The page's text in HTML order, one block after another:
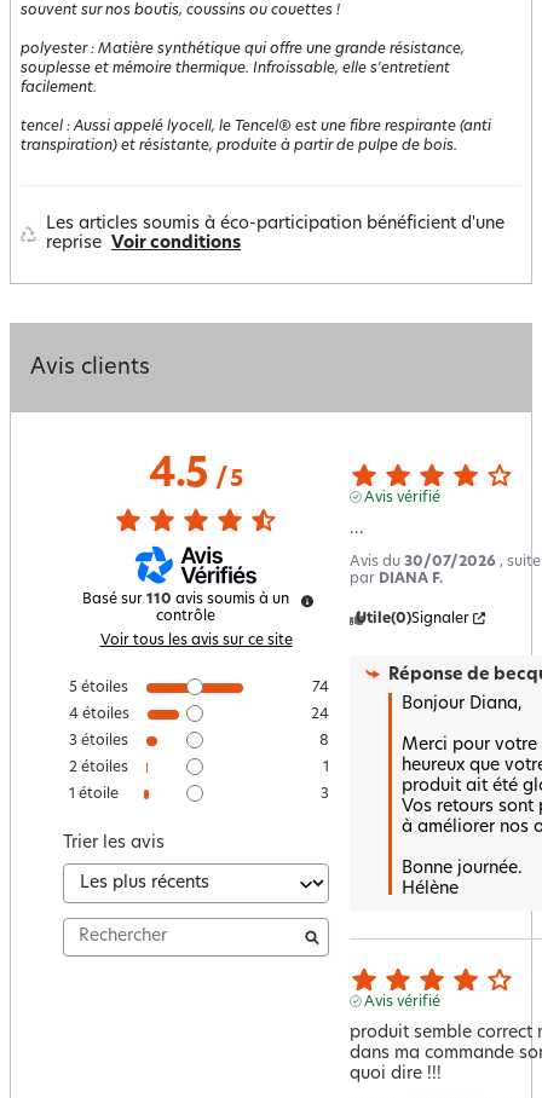
souvent sur nos boutis, coussins ou couettes !
polyester: Matière synthétique qui offre une grande résistance,
souplesse et mémoire thermique. Infroissable, elle s'entretient
facilement.
tencel :Aussi appelé lyocell, le Tencel® est une fibre respirante (anti
transpiration) et résistante, produite à partir de pulpe de bois.
Les articles soumis à éco-participation bénéficient d'une
reprise Voir conditions
Avis clients
4.5/ 5
Basé sur 110 avis soumis à un
contrôle
Voir tous les avis sur ce site
5 étoiles
74
4 étoiles
24
3 étoiles
8
2 étoiles
1
1 étoile 3
Trier les avis
Avis vérifié
...
Avis du 30/07/2026 ,
par DIANA F.
Utile(0)Signaler
Réponse de
Bonjour Diana,
Merci pour votre
heureux que
produit ait été
Vos retours sont
à améliorer nos
Bonne journée.
Hélène
Avis vérifié
produit semble correct
dans ma commande
quoi dire !!!